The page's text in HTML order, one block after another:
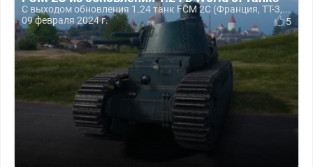
С выходом обновления 1.24 танк FCM 2C (Франция, ТТ-3,...
09 февраля 2024 г.
5